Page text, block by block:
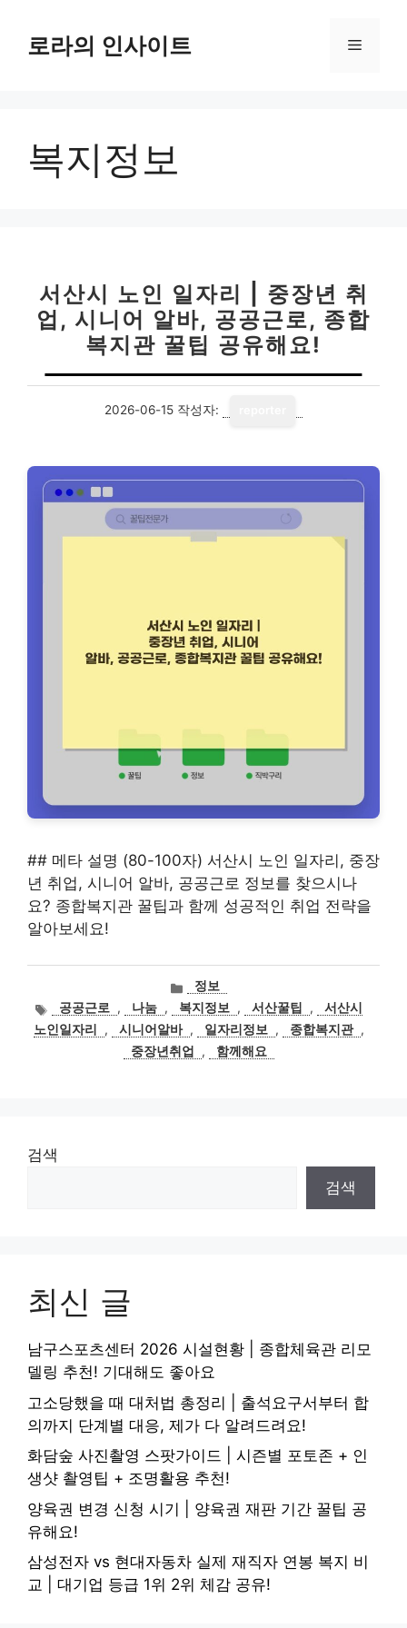
로라의 인사이트 메
복지정보
서산시 노인 일자리 | 중장년 취
업, 시니어 알바, 공공근로, 종합
복지관 꿀팁 공유해요!
2026-06-15 작성자:
## 메타 설명 (80-100자) 서산시 노인 일자리, 중장
년 취업, 시니어 알바, 공공근로 정보를 찾으시나
요? 종합복지관 꿀팁과 함께 성공적인 취업 전략을
알아보세요!
카
테
고
리
정보
태
그
공공근로 , 나눔 , 복지정보 , 서산꿀팁 ,
서산시
노인일자리
, 시니어알바 , 일자리정보 , 종합복지관 ,
중장년취업
, 함께해요
검색
검색
최신 글
남구스포츠센터 2026 시설현황 | 종합체육관 리모
델링 추천! 기대해도 좋아요
고소당했을 때 대처법 총정리 | 출석요구서부터 합
의까지 단계별 대응, 제가 다 알려드려요!
화담숲 사진촬영 스팟가이드 | 시즌별 포토존 + 인
생샷 촬영팁 + 조명활용 추천!
양육권 변경 신청 시기 | 양육권 재판 기간 꿀팁 공
유해요!
삼성전자 vs 현대자동차 실제 재직자 연봉 복지 비
교 | 대기업 등급 1위 2위 체감 공유!